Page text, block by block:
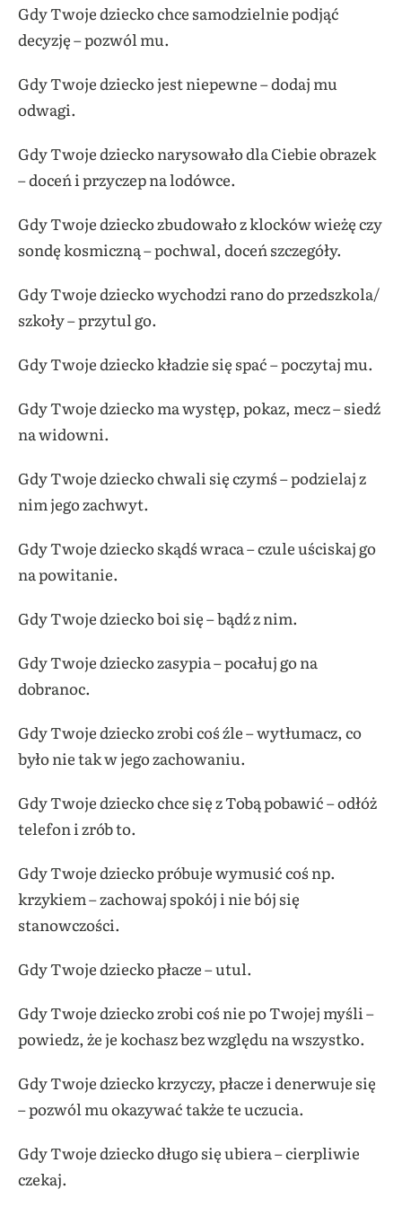
Gdy Twoje dziecko chce samodzielnie podjąć
decyzję – pozwól mu.
Gdy Twoje dziecko jest niepewne – dodaj mu
odwagi.
Gdy Twoje dziecko narysowało dla Ciebie obrazek
– doceń i przyczep na lodówce.
Gdy Twoje dziecko zbudowało z klocków wieżę czy
sondę kosmiczną – pochwal, doceń szczegóły.
Gdy Twoje dziecko wychodzi rano do przedszkola/
szkoły – przytul go.
Gdy Twoje dziecko kładzie się spać – poczytaj mu.
Gdy Twoje dziecko ma występ, pokaz, mecz – siedź
na widowni.
Gdy Twoje dziecko chwali się czymś – podzielaj z
nim jego zachwyt.
Gdy Twoje dziecko skądś wraca – czule uściskaj go
na powitanie.
Gdy Twoje dziecko boi się – bądź z nim.
Gdy Twoje dziecko zasypia – pocałuj go na
dobranoc.
Gdy Twoje dziecko zrobi coś źle – wytłumacz, co
było nie tak w jego zachowaniu.
Gdy Twoje dziecko chce się z Tobą pobawić – odłóż
telefon i zrób to.
Gdy Twoje dziecko próbuje wymusić coś np.
krzykiem – zachowaj spokój i nie bój się
stanowczości.
Gdy Twoje dziecko płacze – utul.
Gdy Twoje dziecko zrobi coś nie po Twojej myśli –
powiedz, że je kochasz bez względu na wszystko.
Gdy Twoje dziecko krzyczy, płacze i denerwuje się
– pozwól mu okazywać także te uczucia.
Gdy Twoje dziecko długo się ubiera – cierpliwie
czekaj.